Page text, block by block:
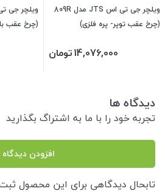
ویلچر جی تی اس JTS مدل 809R
(چرخ عقب توپر- پره فلزی)
14,076,000تومان
(چرخ عقب
دیدگاه ها
تجربه خود را با ما به اشتراگ بگذارید
افزودن دیدگاه
تابحال دیدگاهی برای این محصول